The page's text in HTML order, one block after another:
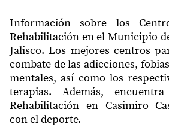
Información sobre los
Rehabilitación en el Municipio
Jalisco. Los mejores centros
combate de las adicciones,
mentales, así como los
terapias. Además,
Rehabilitación en Casimiro
con el deporte.